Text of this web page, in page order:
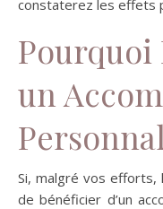
constaterez les effets
Pourquoi
un
Si, malgré vos
de bénéficier d’un